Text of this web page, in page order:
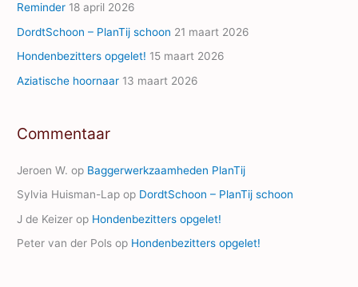
s
s
Reminder 18 april 2026
DordtSchoon – PlanTij schoon 21 maart 2026
Hondenbezitters opgelet! 15 maart 2026
Aziatische hoornaar 13 maart 2026
Commentaar
Jeroen W. op Baggerwerkzaamheden PlanTij
Sylvia Huisman-Lap op DordtSchoon – PlanTij schoon
J de Keizer op Hondenbezitters opgelet!
Peter van der Pols op Hondenbezitters opgelet!